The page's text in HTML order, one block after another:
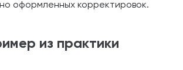
оформленных корректировок.
из практики